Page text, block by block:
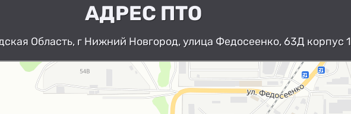
АДРЕС ПТО
Область, г Нижний Новгород, улица Федосеенко, 63Д корпус 1
Нижний Новгород
Улица Федосеенко, 63Дк1 — Яндекс Карты